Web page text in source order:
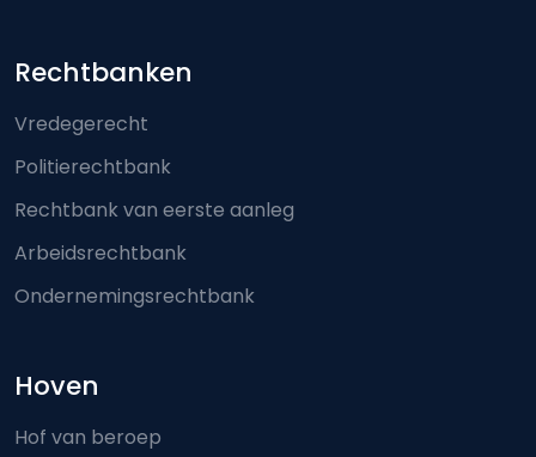
Footer-menu
Rechtbanken
Vredegerecht
Politierechtbank
Rechtbank van eerste aanleg
Arbeidsrechtbank
Ondernemingsrechtbank
Hoven
Hof van beroep